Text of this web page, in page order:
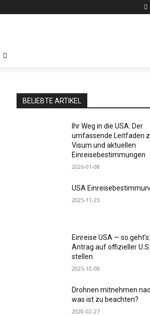
BELIEBTE ARTIKEL
Ihr Weg in die USA: Der
umfassende Leitfaden
Visum und aktuellen
Einreisebestimmungen
2026-01-08
USA
2025-11-23
Einreise USA — so
Antrag auf offizieller
stellen
2025-10-08
Drohnen mitnehmen
was ist zu beachten?
2020-02-27